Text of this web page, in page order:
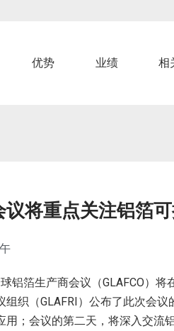
优势 业绩 相
将重点关注铝箔
球铝箔生产商会议（GLAFCO）将
组织（GLAFRI）公布了此次会议
用；会议的第二天，将深入交流